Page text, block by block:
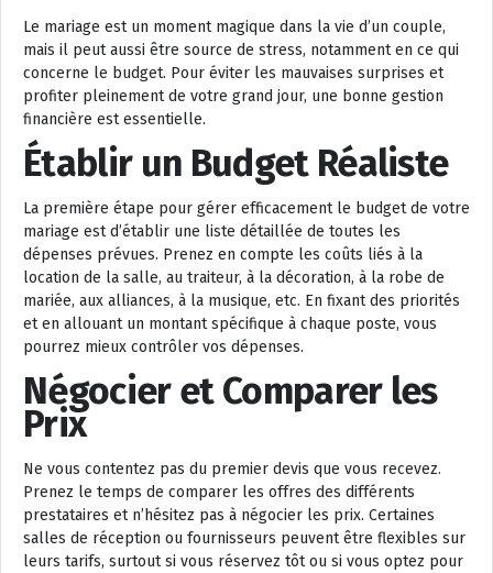
Le mariage est un moment magique dans la vie d’un couple,
mais il peut aussi être source de stress, notamment en ce qui
concerne le budget. Pour éviter les mauvaises surprises et
profiter pleinement de votre grand jour, une bonne gestion
financière est essentielle.
Établir un Budget Réaliste
La première étape pour gérer efficacement le budget de votre
mariage est d’établir une liste détaillée de toutes les
dépenses prévues. Prenez en compte les coûts liés à la
location de la salle, au traiteur, à la décoration, à la robe de
mariée, aux alliances, à la musique, etc. En fixant des priorités
et en allouant un montant spécifique à chaque poste, vous
pourrez mieux contrôler vos dépenses.
Négocier et Comparer les
Prix
Ne vous contentez pas du premier devis que vous recevez.
Prenez le temps de comparer les offres des différents
prestataires et n’hésitez pas à négocier les prix. Certaines
salles de réception ou fournisseurs peuvent être flexibles sur
leurs tarifs, surtout si vous réservez tôt ou si vous optez pour